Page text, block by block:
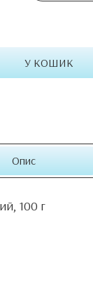
У КОШИК
Опис
100 г